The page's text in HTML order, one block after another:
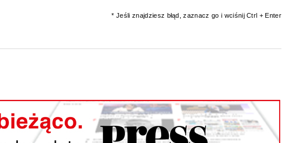
* Jeśli znajdziesz błąd, zaznacz go i wciśnij Ctrl + Enter